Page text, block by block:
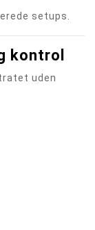
setups.
kontrol
uden